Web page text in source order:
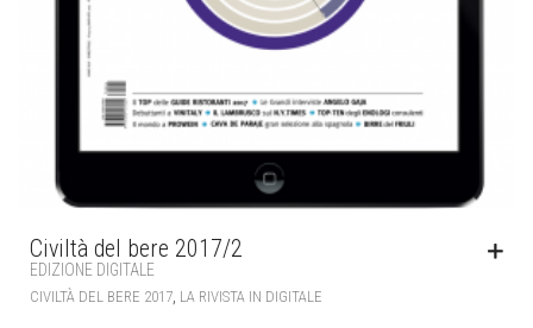
Civiltà del bere 2017/2
EDIZIONE DIGITALE
CIVILTÀ DEL BERE 2017 LA RIVISTA IN DIGITALE